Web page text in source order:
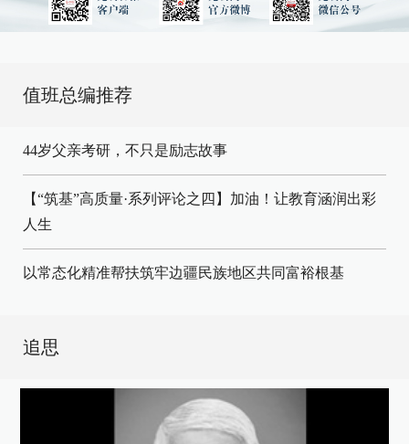
值班总编推荐
44岁父亲考研，不只是励志故事
【“筑基”高质量·系列评论之四】加油！让教育涵润出彩
人生
以常态化精准帮扶筑牢边疆民族地区共同富裕根基
追思